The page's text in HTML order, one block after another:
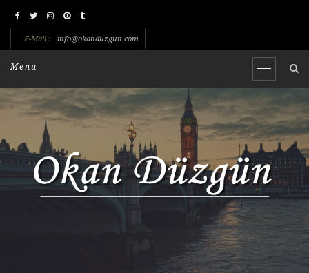
E-Mail : info@okanduzgun.com
Menu